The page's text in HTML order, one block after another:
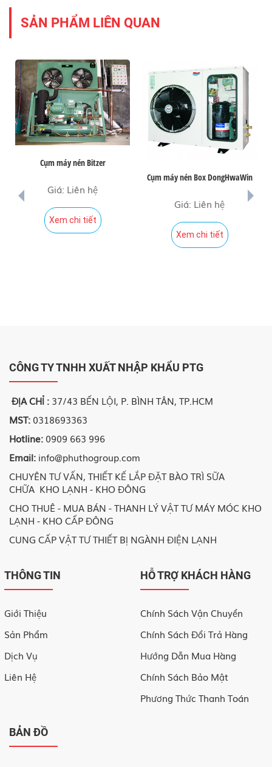
SẢN PHẨM LIÊN QUAN
Cụm máy nén Bitzer
Giá: Liên hệ
Xem chi tiết
Cụm máy nén Box DongHwaWin
Giá: Liên hệ
Xem chi tiết
prev next
CÔNG TY TNHH XUẤT NHẬP KHẨU PTG
ĐỊA CHỈ : 37/43 BẾN LỘI, P. BÌNH TÂN, TP.HCM
MST: 0318693363
Hotline: 0909 663 996
Email: info@phuthogroup.com
CHUYÊN TƯ VẤN, THIẾT KẾ LẮP ĐẶT BÀO TRÌ SỮA
CHỮA KHO LẠNH - KHO ĐÔNG
CHO THUÊ - MUA BÁN - THANH LÝ VẬT TƯ MÁY MÓC KHO
LẠNH - KHO CẤP ĐÔNG
CUNG CẤP VẬT TƯ THIẾT BỊ NGÀNH ĐIỆN LẠNH
THÔNG TIN
Giới Thiệu
Sản Phẩm
Dịch Vụ
Liên Hệ
HỖ TRỢ KHÁCH HÀNG
Chính Sách Vận Chuyển
Chính Sách Đổi Trả Hàng
Hướng Dẫn Mua Hàng
Chính Sách Bảo Mật
Phương Thức Thanh Toán
BẢN ĐỒ